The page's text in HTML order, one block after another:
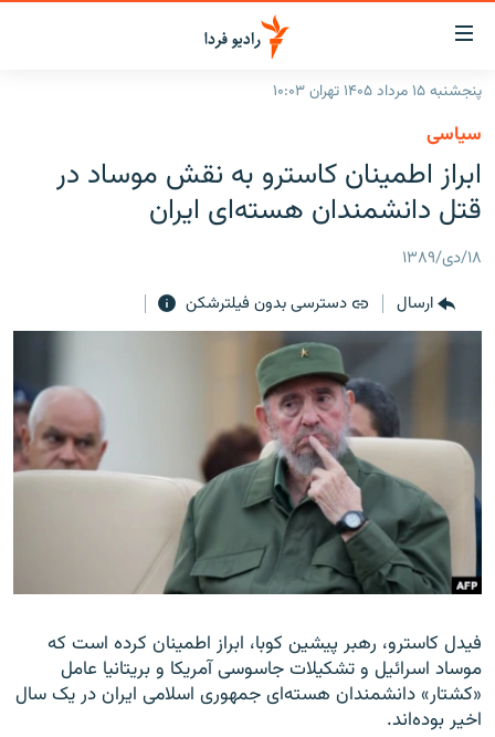
لینک‌های
قابلیت
دسترسی
بازگشت
منوی
اصلی
رفتن
صفحه
جستجو
ایران
جهان
برنامه‌های رادیویی
پادکست
چندرسانه‌ای
گزارش‌های تصویری
گزارش‌های ویدئویی
به ما بپیوندید
پنجشنبه ۱۵ مرداد ۱۴۰۵ تهران ۱۰:۰۳
سیاسی
ابراز اطمینان کاسترو به نقش موساد در
قتل دانشمندان هسته‌ای ایران
۱۸/دی/۱۳۸۹
ارسال
دسترسی بدون فیلترشکن
فیدل کاسترو، رهبر پیشین کوبا، ابراز اطمینان کرده است که
موساد اسرائیل و تشکیلات جاسوسی آمریکا و بریتانیا عامل
«کشتار» دانشمندان هسته‌ای جمهوری اسلامی ایران در یک سال
اخیر بوده‌اند.